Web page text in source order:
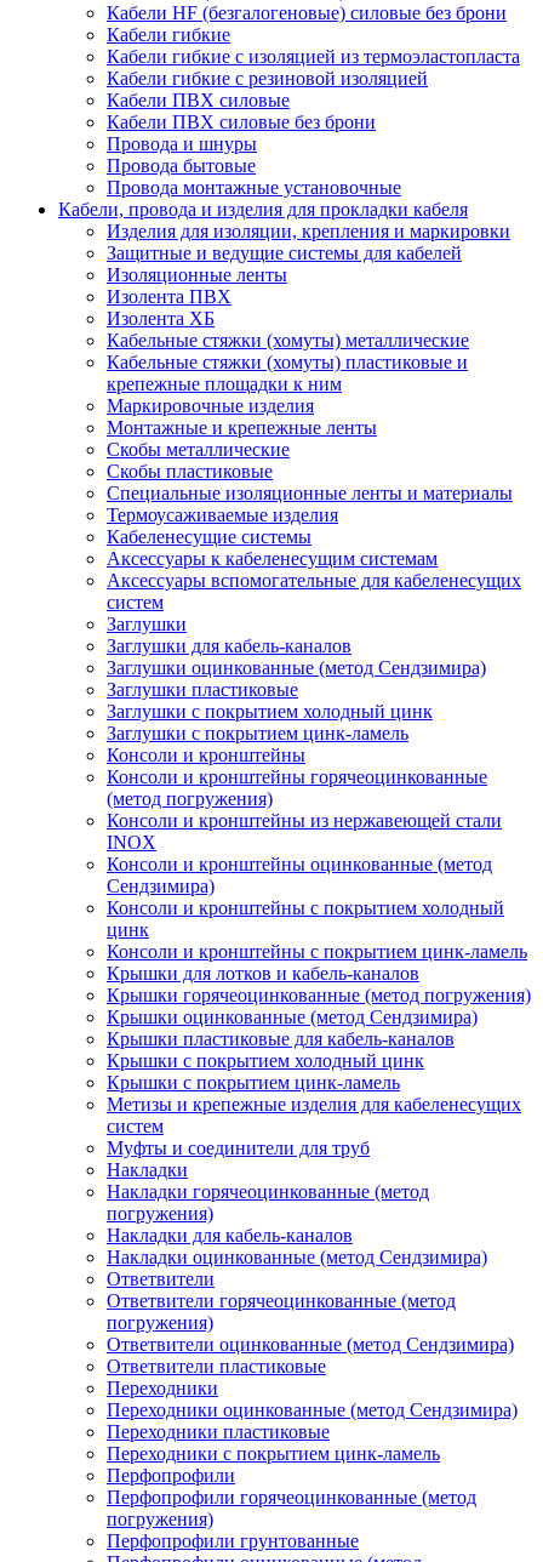
Кабели HF (безгалогеновые) силовые без брони
Кабели гибкие
Кабели гибкие с изоляцией из термоэластопласта
Кабели гибкие с резиновой изоляцией
Кабели ПВХ силовые
Кабели ПВХ силовые без брони
Провода и шнуры
Провода бытовые
Провода монтажные установочные
Кабели, провода и изделия для прокладки кабеля
Изделия для изоляции, крепления и маркировки
Защитные и ведущие системы для кабелей
Изоляционные ленты
Изолента ПВХ
Изолента ХБ
Кабельные стяжки (хомуты) металлические
Кабельные стяжки (хомуты) пластиковые и
крепежные площадки к ним
Маркировочные изделия
Монтажные и крепежные ленты
Скобы металлические
Скобы пластиковые
Специальные изоляционные ленты и материалы
Термоусаживаемые изделия
Кабеленесущие системы
Аксессуары к кабеленесущим системам
Аксессуары вспомогательные для кабеленесущих
систем
Заглушки
Заглушки для кабель-каналов
Заглушки оцинкованные (метод Сендзимира)
Заглушки пластиковые
Заглушки с покрытием холодный цинк
Заглушки с покрытием цинк-ламель
Консоли и кронштейны
Консоли и кронштейны горячеоцинкованные
(метод погружения)
Консоли и кронштейны из нержавеющей стали
INOX
Консоли и кронштейны оцинкованные (метод
Сендзимира)
Консоли и кронштейны с покрытием холодный
цинк
Консоли и кронштейны с покрытием цинк-ламель
Крышки для лотков и кабель-каналов
Крышки горячеоцинкованные (метод погружения)
Крышки оцинкованные (метод Сендзимира)
Крышки пластиковые для кабель-каналов
Крышки с покрытием холодный цинк
Крышки с покрытием цинк-ламель
Метизы и крепежные изделия для кабеленесущих
систем
Муфты и соединители для труб
Накладки
Накладки горячеоцинкованные (метод
погружения)
Накладки для кабель-каналов
Накладки оцинкованные (метод Сендзимира)
Ответвители
Ответвители горячеоцинкованные (метод
погружения)
Ответвители оцинкованные (метод Сендзимира)
Ответвители пластиковые
Переходники
Переходники оцинкованные (метод Сендзимира)
Переходники пластиковые
Переходники с покрытием цинк-ламель
Перфопрофили
Перфопрофили горячеоцинкованные (метод
погружения)
Перфопрофили грунтованные